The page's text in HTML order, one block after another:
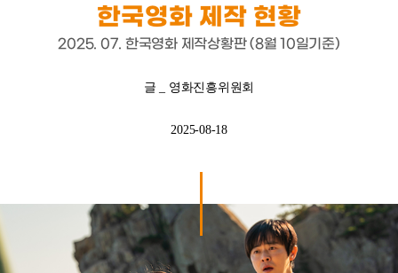
2025. 07. 한국영화 제작상황판 (8월 10일기준)
글 _ 영화진흥위원회
2025-08-18